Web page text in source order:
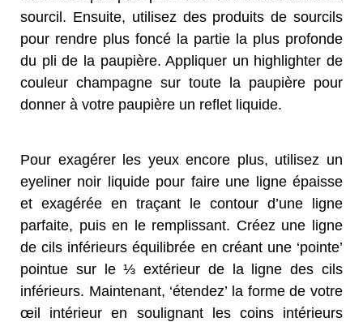
sourcil. Ensuite, utilisez des produits de sourcils
pour rendre plus foncé la partie la plus profonde
du pli de la paupière. Appliquer un highlighter de
couleur champagne sur toute la paupière pour
donner à votre paupière un reflet liquide.
Pour exagérer les yeux encore plus, utilisez un
eyeliner noir liquide pour faire une ligne épaisse
et exagérée en traçant le contour d’une ligne
parfaite, puis en le remplissant. Créez une ligne
de cils inférieurs équilibrée en créant une ‘pointe’
pointue sur le ⅓ extérieur de la ligne des cils
inférieurs. Maintenant, ‘étendez’ la forme de votre
œil intérieur en soulignant les coins intérieurs